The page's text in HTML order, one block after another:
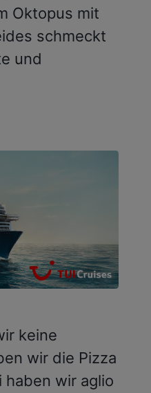
Oktopus mit
schmeckt
und
keine
wir die Pizza
wir aglio